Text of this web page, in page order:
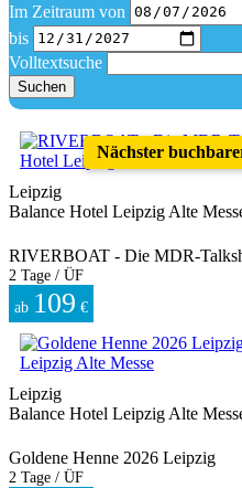
Im Zeitraum von
bis
Volltextsuche
Suchen
Nächster
Leipzig
Balance Hotel Leipzig Alte
RIVERBOAT - Die MDR-
2 Tage / ÜF
ab 109 €
Leipzig
Balance Hotel Leipzig Alte
Goldene Henne 2026 Leipzig
2 Tage / ÜF